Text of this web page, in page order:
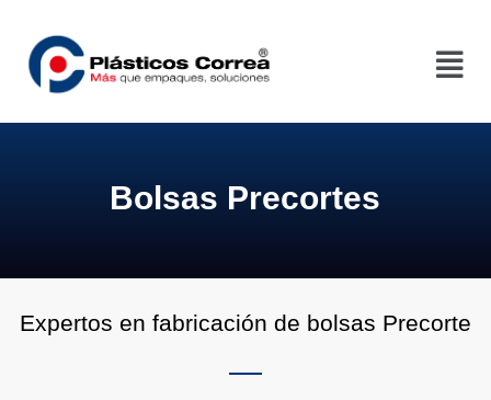
Bolsas Precortes
Expertos en fabricación de bolsas Precorte